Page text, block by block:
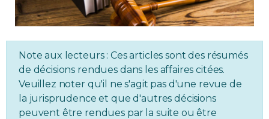
Divers
Immobilier
Réglementation
Copropriété
Note aux lecteurs : Ces articles sont des résumés
de décisions rendues dans les affaires citées.
Veuillez noter qu'il ne s'agit pas d'une revue de
la jurisprudence et que d'autres décisions
peuvent être rendues par la suite ou être